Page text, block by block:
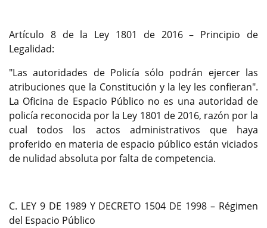
Artículo 8 de la Ley 1801 de 2016 – Principio de
Legalidad:
"Las autoridades de Policía sólo podrán ejercer las
atribuciones que la Constitución y la ley les confieran".
La Oficina de Espacio Público no es una autoridad de
policía reconocida por la Ley 1801 de 2016, razón por la
cual todos los actos administrativos que haya
proferido en materia de espacio público están viciados
de nulidad absoluta por falta de competencia.
C. LEY 9 DE 1989 Y DECRETO 1504 DE 1998 – Régimen
del Espacio Público